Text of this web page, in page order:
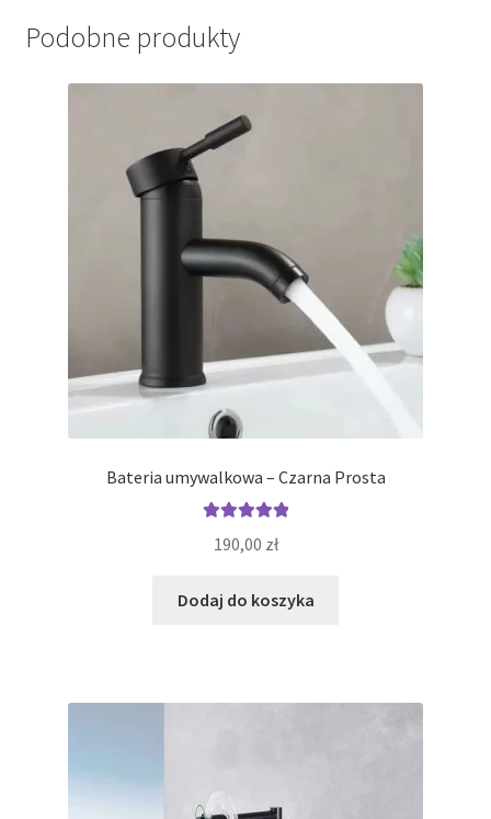
Podobne produkty
Bateria umywalkowa – Czarna Prosta
5.00
190,00 zł
Dodaj do koszyka